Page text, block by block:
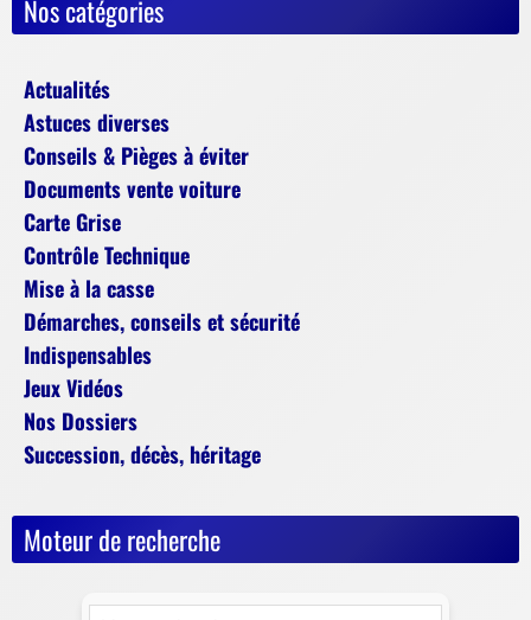
Nos catégories
Actualités
Astuces diverses
Conseils & Pièges à éviter
Documents vente voiture
Carte Grise
Contrôle Technique
Mise à la casse
Démarches, conseils et sécurité
Indispensables
Jeux Vidéos
Nos Dossiers
Succession, décès, héritage
Moteur de recherche